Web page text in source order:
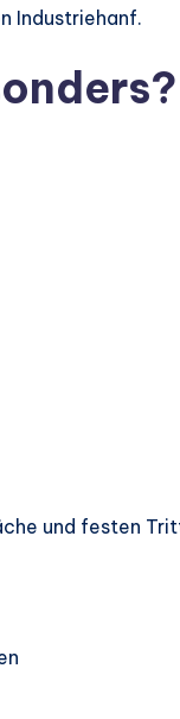
Industriehanf.
und festen